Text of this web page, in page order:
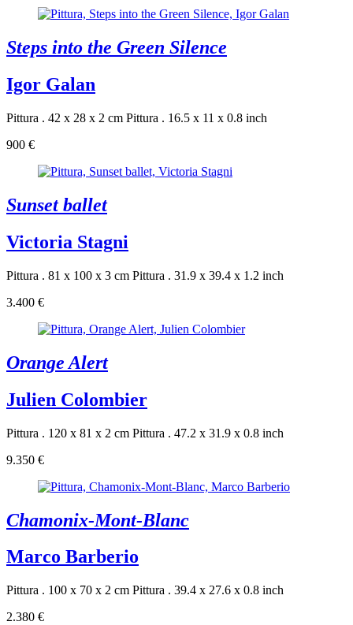
Steps into the Green Silence
Igor Galan
Pittura . 42 x 28 x 2 cm Pittura . 16.5 x 11 x 0.8 inch
900 €
Sunset ballet
Victoria Stagni
Pittura . 81 x 100 x 3 cm Pittura . 31.9 x 39.4 x 1.2 inch
3.400 €
Orange Alert
Julien Colombier
Pittura . 120 x 81 x 2 cm Pittura . 47.2 x 31.9 x 0.8 inch
9.350 €
Chamonix-Mont-Blanc
Marco Barberio
Pittura . 100 x 70 x 2 cm Pittura . 39.4 x 27.6 x 0.8 inch
2.380 €